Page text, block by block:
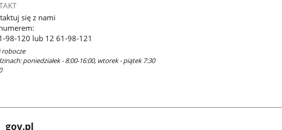
się z nami
98-120 lub 12 61-98-121
robocze
poniedziałek - 8:00-16:00, wtorek - piątek 7:30
Strona
gov.pl